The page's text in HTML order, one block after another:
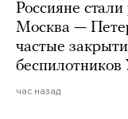
Россияне
Москва —
частые
час назад